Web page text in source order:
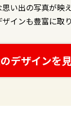
い出の写真が映
インも豊富に取
デザインを